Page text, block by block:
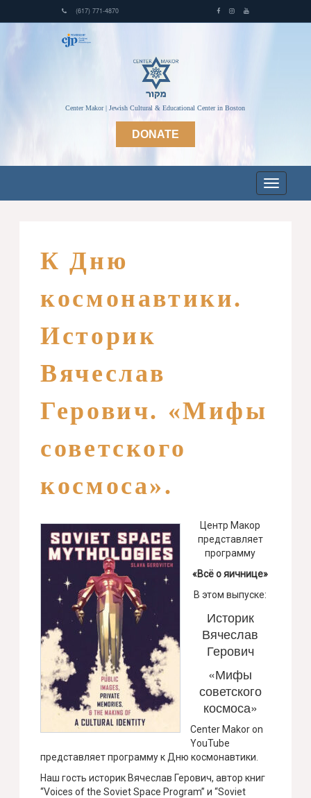
(617) 771-4870
Center Makor | Jewish Cultural & Educational Center in Boston
DONATE
К Дню
космонавтики.
Историк
Вячеслав
Герович. «Мифы
советского
космоса».
Центр Макор
представляет
программу
«Всё о яичнице»
В этом выпуске:
Историк
Вячеслав
Герович
«Мифы
советского
космоса»
Center Makor on
YouTube
представляет программу к Дню космонавтики.
Наш гость историк Вячеслав Герович, автор книг
“Voices of the Soviet Space Program” и “Soviet